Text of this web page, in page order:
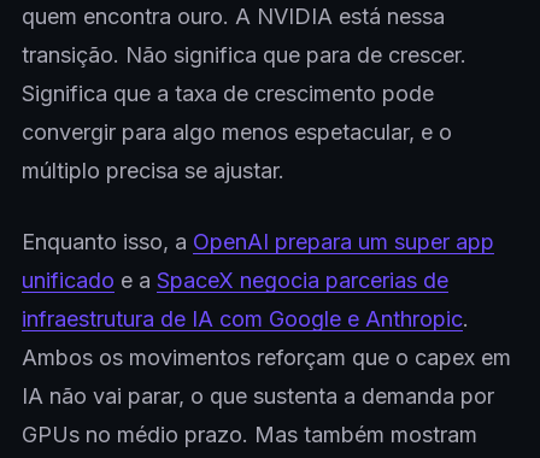
quem encontra ouro. A NVIDIA está nessa
transição. Não significa que para de crescer.
Significa que a taxa de crescimento pode
convergir para algo menos espetacular, e o
múltiplo precisa se ajustar.
Enquanto isso, a OpenAI prepara um super app
unificado e a SpaceX negocia parcerias de
infraestrutura de IA com Google e Anthropic.
Ambos os movimentos reforçam que o capex em
IA não vai parar, o que sustenta a demanda por
GPUs no médio prazo. Mas também mostram